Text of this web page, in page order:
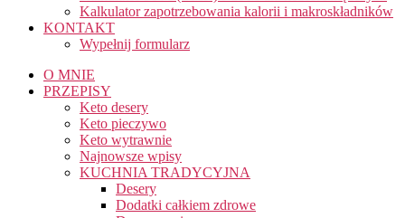
Kalkulator zapotrzebowania kalorii i makroskładników
KONTAKT
Wypełnij formularz
O MNIE
PRZEPISY
Keto desery
Keto pieczywo
Keto wytrawnie
Najnowsze wpisy
KUCHNIA TRADYCYJNA
Desery
Dodatki całkiem zdrowe